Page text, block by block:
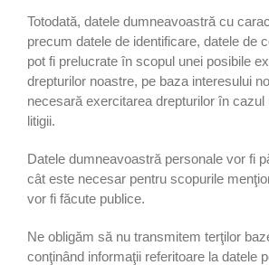
Totodată, datele dumneavoastră cu
precum datele de identificare, datele de
pot fi prelucrate în scopul unei posibile
drepturilor noastre, pe baza interesului
necesară exercitarea drepturilor în cazul
litigii.
Datele dumneavoastră personale vor fi
cât este necesar pentru scopurile
vor fi făcute publice.
Ne obligăm să nu transmitem terţilor
conţinând informaţii referitoare la datele